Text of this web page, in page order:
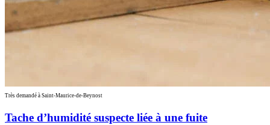
Très demandé à Saint-Maurice-de-Beynost
Tache d’humidité suspecte liée à une fuite